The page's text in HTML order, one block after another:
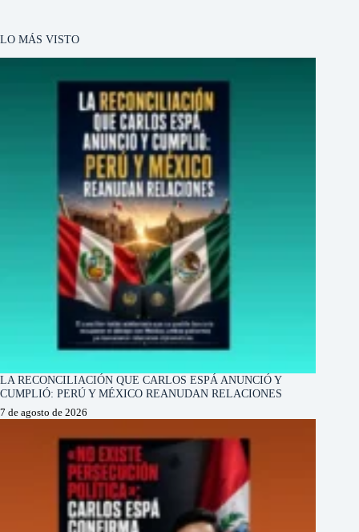
LO MÁS VISTO
LA RECONCILIACIÓN QUE CARLOS ESPÁ ANUNCIÓ Y
CUMPLIÓ: PERÚ Y MÉXICO REANUDAN RELACIONES
7 de agosto de 2026